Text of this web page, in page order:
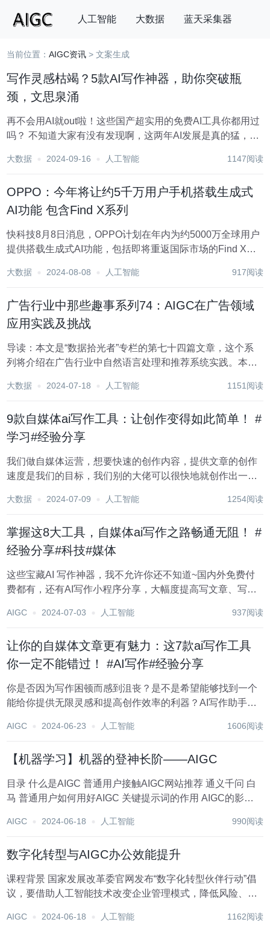
人工智能 大数据 蓝天采集器
搜索
当前位置：AIGC资讯 > 文案生成
写作灵感枯竭？5款AI写作神器，助你突破瓶
颈，文思泉涌
再不会用AI就out啦！这些国产超实用的免费AI工具你都用过
吗？ 不知道大家有没有发现啊，这两年AI发展是真的猛，现
想想别人用AI几十秒干掉了你得做一个上午的工作，这效率
大数据 2024-09-16 人工智能 1147阅读
OPPO：今年将让约5千万用户手机搭载生成式
AI功能 包含Find X系列
快科技8月8日消息，OPPO计划在年内为约5000万全球用户
提供搭载生成式AI功能，包括即将重返国际市场的Find X系
正式宣布将全面普及AI手机，并在日前谷歌中国开发者大会
大数据 2024-08-08 人工智能 917阅读
广告行业中那些趣事系列74：AIGC在广告领域
应用实践及挑战
导读：本文是“数据拾光者”专栏的第七十四篇文章，这个系
列将介绍在广告行业中自然语言处理和推荐系统实践。本篇
AIGC应用在广告场景的小伙伴可能有帮助。 欢迎转载，转
大数据 2024-07-18 人工智能 1151阅读
9款自媒体ai写作工具：让创作变得如此简单！ #
学习#经验分享
我们做自媒体运营，想要快速的创作内容，提供文章的创作
速度是我们的目标，我们别的大佬可以很快地就创作出一篇
作技巧，下面小编就跟大家分享如何利用自媒体工具辅助自
大数据 2024-07-09 人工智能 1254阅读
掌握这8大工具，自媒体ai写作之路畅通无阻！ #
经验分享#科技#媒体
这些宝藏AI 写作神器，我不允许你还不知道~国内外免费付
费都有，还有AI写作小程序分享，大幅度提高写文章、写报
号 面向专业写作领域的ai写作工具，写作助手包括，ai论
AIGC 2024-07-03 人工智能 937阅读
让你的自媒体文章更有魅力：这7款ai写作工具
你一定不能错过！ #AI写作#经验分享
你是否因为写作困顿而感到沮丧？是不是希望能够找到一个
能给你提供无限灵感和提高创作效率的利器？AI写作助手就
手，它们将让你的创作之旅更加流畅、富有创意。 1.七燕写
AIGC 2024-06-23 人工智能 1606阅读
【机器学习】机器的登神长阶——AIGC
目录 什么是AIGC 普通用户接触AIGC网站推荐 通义千问 白
马 普通用户如何用好AIGC 关键提示词的作用 AIGC的影响
信息传播： AIGC面临的挑战...
AIGC 2024-06-18 人工智能 990阅读
数字化转型与AIGC办公效能提升
课程背景 国家发展改革委官网发布“数字化转型伙伴行动”倡
议，要借助人工智能技术改变企业管理模式，降低风险、成
环境中，团队效能就是企业的核心竞争力，随着AI技术的成
AIGC 2024-06-18 人工智能 1162阅读